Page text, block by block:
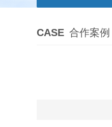
CASE 合作案例